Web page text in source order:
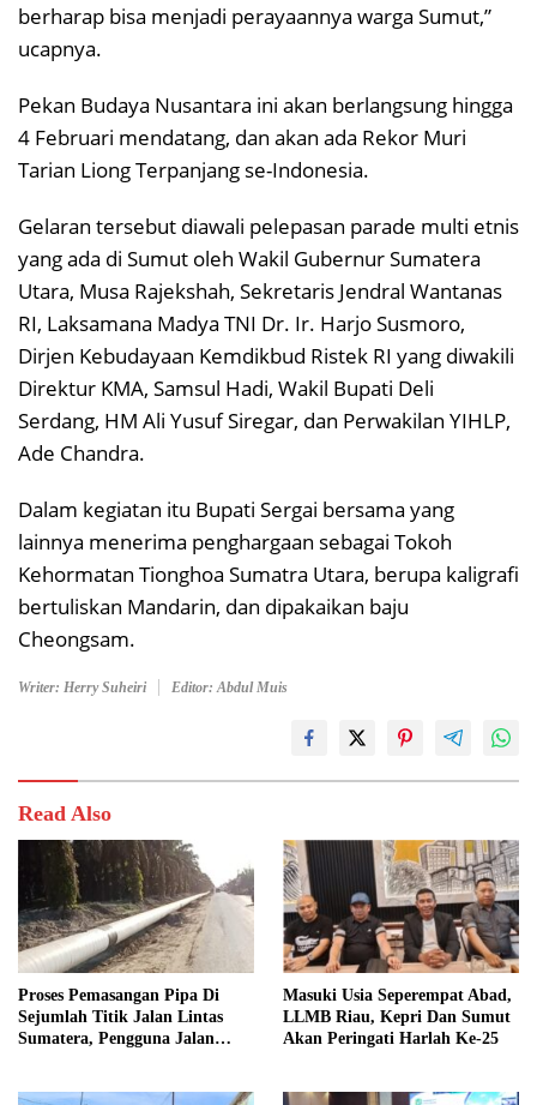
berharap bisa menjadi perayaannya warga Sumut,”
ucapnya.
Pekan Budaya Nusantara ini akan berlangsung hingga
4 Februari mendatang, dan akan ada Rekor Muri
Tarian Liong Terpanjang se-Indonesia.
Gelaran tersebut diawali pelepasan parade multi etnis
yang ada di Sumut oleh Wakil Gubernur Sumatera
Utara, Musa Rajekshah, Sekretaris Jendral Wantanas
RI, Laksamana Madya TNI Dr. Ir. Harjo Susmoro,
Dirjen Kebudayaan Kemdikbud Ristek RI yang diwakili
Direktur KMA, Samsul Hadi, Wakil Bupati Deli
Serdang, HM Ali Yusuf Siregar, dan Perwakilan YIHLP,
Ade Chandra.
Dalam kegiatan itu Bupati Sergai bersama yang
lainnya menerima penghargaan sebagai Tokoh
Kehormatan Tionghoa Sumatra Utara, berupa kaligrafi
bertuliskan Mandarin, dan dipakaikan baju
Cheongsam.
Writer: Herry Suheiri Editor: Abdul Muis
Read Also
Proses Pemasangan Pipa Di
Sejumlah Titik Jalan Lintas
Sumatera, Pengguna Jalan
Masuki Usia Seperempat Abad,
LLMB Riau, Kepri Dan Sumut
Akan Peringati Harlah Ke-25